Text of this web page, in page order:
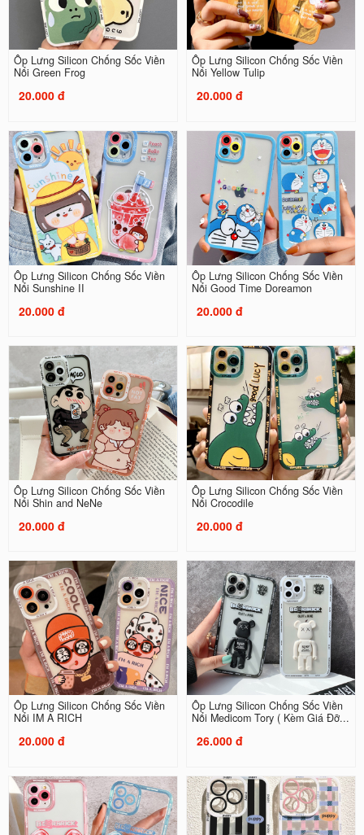
Ốp Lưng Silicon Chống Sốc Viền
Nổi Green Frog
20.000 đ
Ốp Lưng Silicon Chống Sốc Viền
Nổi Yellow Tulip
20.000 đ
Ốp Lưng Silicon Chống Sốc Viền
Nổi Sunshine II
20.000 đ
Ốp Lưng Silicon Chống Sốc Viền
Nổi Good Time Doreamon
20.000 đ
Ốp Lưng Silicon Chống Sốc Viền
Nổi Shin and NeNe
20.000 đ
Ốp Lưng Silicon Chống Sốc Viền
Nổi Crocodile
20.000 đ
Ốp Lưng Silicon Chống Sốc Viền
Nổi IM A RICH
20.000 đ
Ốp Lưng Silicon Chống Sốc Viền
Nổi Medicom Tory ( Kèm Giá Đỡ...
26.000 đ